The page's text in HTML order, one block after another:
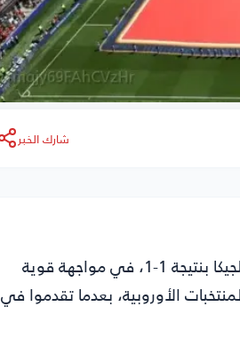
شارك الخبر
، افتتح المنتخب المصري مشواره في كأس العالم 2026 بتعادل ثمين أمام بلجيكا بنتيجة 1-1، في مواجهة قوية
الأوروبية، بعدما تقدموا في